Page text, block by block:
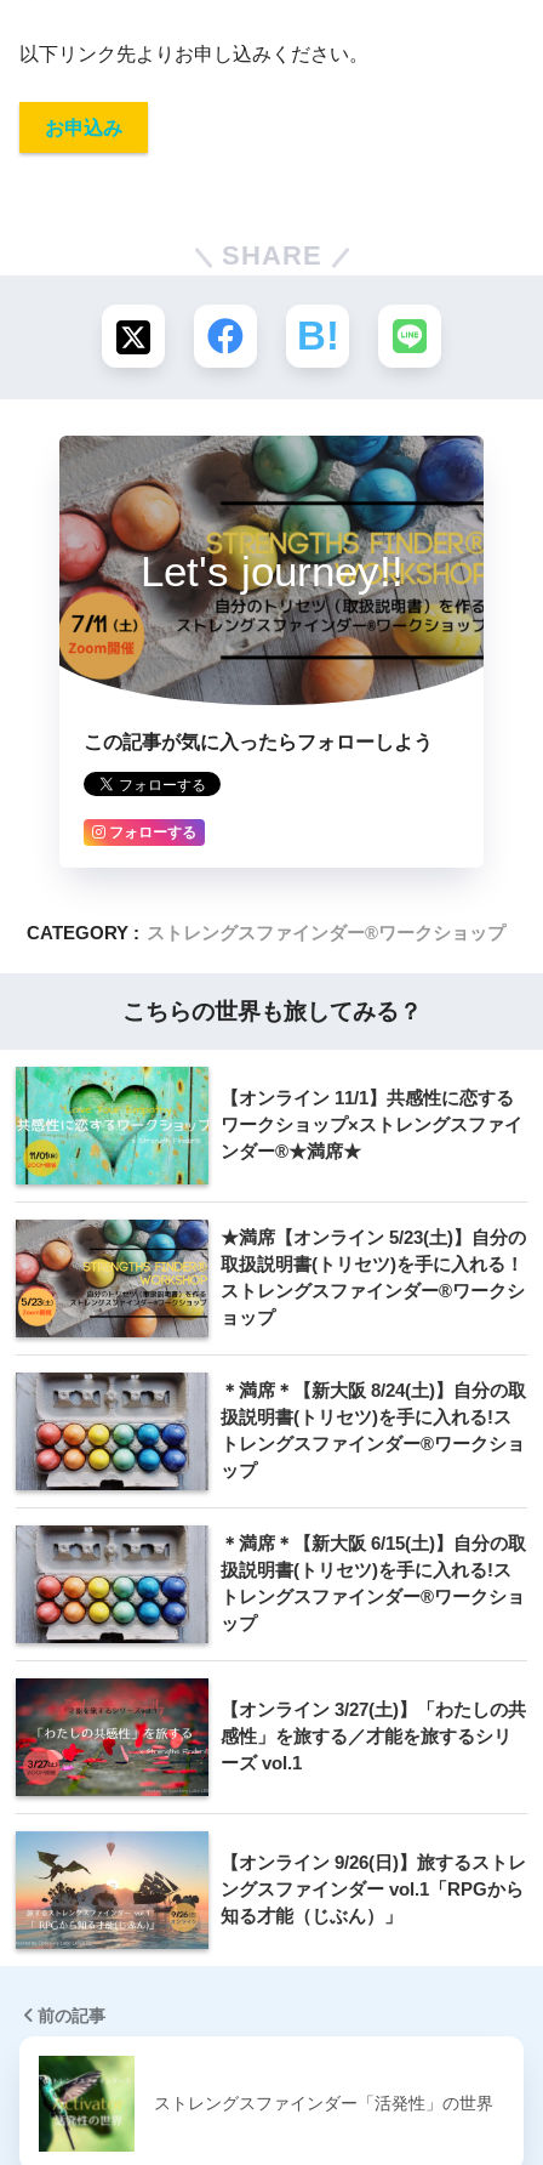
以下リンク先よりお申し込みください。
お申込み
SHARE
Let's journey!!
この記事が気に入ったらフォローしよう
フォローする
CATEGORY : ストレングスファインダー®ワークショップ
こちらの世界も旅してみる？
【オンライン 11/1】共感性に恋する
ワークショップ×ストレングスファイ
ンダー®★満席★
★満席【オンライン 5/23(土)】自分の
取扱説明書(トリセツ)を手に入れる！
ストレングスファインダー®ワークシ
ョップ
＊満席＊【新大阪 8/24(土)】自分の取
扱説明書(トリセツ)を手に入れる!ス
トレングスファインダー®ワークショ
ップ
＊満席＊【新大阪 6/15(土)】自分の取
扱説明書(トリセツ)を手に入れる!ス
トレングスファインダー®ワークショ
ップ
【オンライン 3/27(土)】「わたしの共
感性」を旅する／才能を旅するシリ
ーズ vol.1
【オンライン 9/26(日)】旅するストレ
ングスファインダー vol.1「RPGから
知る才能（じぶん）」
前の記事
ストレングスファインダー「活発性」の世界